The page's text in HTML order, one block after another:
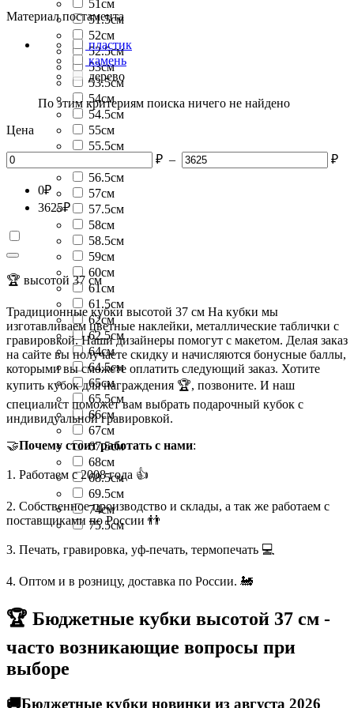
51см
51.5см
52см
52.5см
53см
53.5см
54см
54.5см
55см
55.5см
56.5см
57см
57.5см
58см
58.5см
59см
60см
61см
61.5см
62см
62.5см
64см
64.5см
65см
65.5см
66см
67см
67.5см
68см
68.5см
69.5см
74см
75.5см
Материал постамента
пластик
камень
дерево
По этим критериям поиска ничего не найдено
Цена
₽ – ₽
0₽
3625₽
🏆 высотой 37 см
Традиционные кубки высотой 37 см На кубки мы
изготавливаем цветные наклейки, металлические таблички с
гравировкой. Наши дизайнеры помогут с макетом. Делая заказ
на сайте вы получаете скидку и начисляются бонусные баллы,
которыми вы сможете оплатить следующий заказ. Хотите
купить кубок для награждения 🏆, позвоните. И наш
специалист поможет вам выбрать подарочный кубок с
индивидуальной гравировкой.
🤝Почему стоит работать с нами:
1. Работаем с 2008 года 👍
2. Собственное производство и склады, а так же работаем с
поставщиками по России 👬
3. Печать, гравировка, уф-печать, термопечать 💻
4. Оптом и в розницу, доставка по России. 🚂
🏆 Бюджетные кубки высотой 37 см -
часто возникающие вопросы при
выборе
🚚Бюджетные кубки новинки из августа 2026